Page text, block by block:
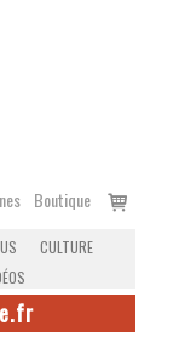
Boutique
Voir
CULTURE